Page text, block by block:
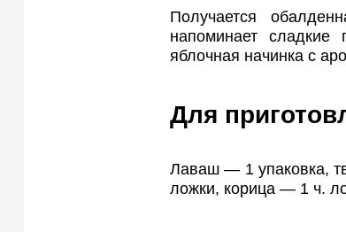
Получается
напоминает сладкие
яблочная начинка с
Для
Лаваш — 1 упаковка,
ложки, корица — 1 ч.